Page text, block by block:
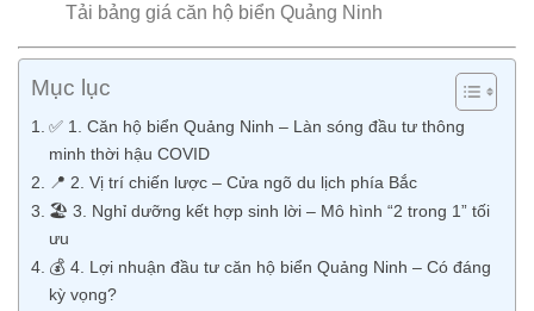
Tải bảng giá căn hộ biển Quảng Ninh
Mục lục
✅ 1. Căn hộ biển Quảng Ninh – Làn sóng đầu tư thông
minh thời hậu COVID
📍 2. Vị trí chiến lược – Cửa ngõ du lịch phía Bắc
🏖️ 3. Nghỉ dưỡng kết hợp sinh lời – Mô hình “2 trong 1” tối
ưu
💰 4. Lợi nhuận đầu tư căn hộ biển Quảng Ninh – Có đáng
kỳ vọng?